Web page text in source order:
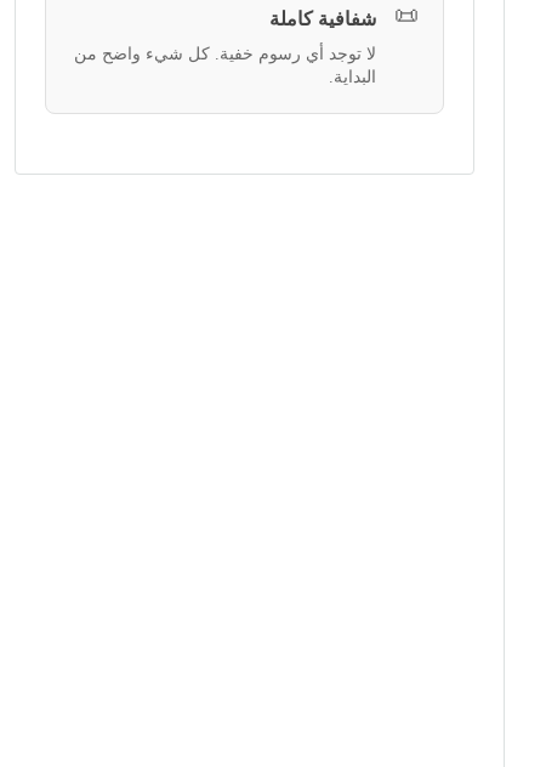
📜 شفافية كاملة
لا توجد أي رسوم خفية. كل شيء واضح من
البداية.